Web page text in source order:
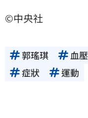
©中央社
郭瑤琪 血壓
症狀
運動